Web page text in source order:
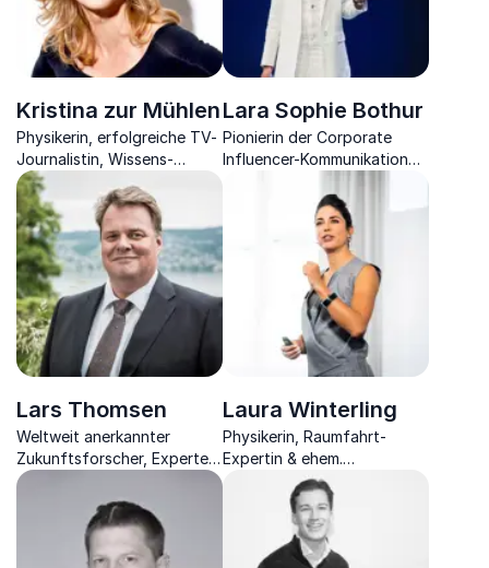
Kristina zur Mühlen
Physikerin, erfolgreiche TV-
Journalistin, Wissens-
Entertainerin und
Moderatorin zeigt Ihnen die
Chancen der digitalen
Zukunft.
Lara Sophie Bothur
Pionierin der Corporate
Influencer-Kommunikation
und Stimme für Innovation &
Lars Thomsen
Weltweit anerkannter
Zukunftsforscher, Experte
für Energie, Mobilität und
Smart Networks entführt
Sie in die Arbeitswelt von
Laura Winterling
Physikerin, Raumfahrt-
Expertin & ehem.
Astronauten-Ausbilderin bei
der ESA sowie
Unternehmerin.